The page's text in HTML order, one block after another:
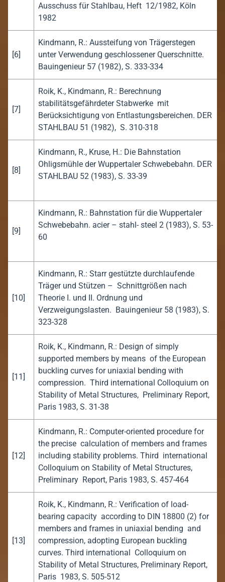
Ausschuss für Stahlbau, Heft 12/1982, Köln
1982
[6]
Kindmann, R.: Aussteifung von Trägerstegen
unter Verwendung geschlossener Querschnitte.
Bauingenieur 57 (1982), S. 333-334
[7]
Roik, K., Kindmann, R.: Berechnung
stabilitätsgefährdeter Stabwerke mit
Berücksichtigung von Entlastungsbereichen. DER
STAHLBAU 51 (1982), S. 310-318
[8]
Kindmann, R., Kruse, H.: Die Bahnstation
Ohligsmühle der Wuppertaler Schwebebahn. DER
STAHLBAU 52 (1983), S. 33-39
[9]
Kindmann, R.: Bahnstation für die Wuppertaler
Schwebebahn. acier – stahl- steel 2 (1983), S. 53-
60
[10]
Kindmann, R.: Starr gestützte durchlaufende
Träger und Stützen – Schnittgrößen nach
Theorie I. und II. Ordnung und
Verzweigungslasten. Bauingenieur 58 (1983), S.
323-328
[11]
Roik, K., Kindmann, R.: Design of simply
supported members by means of the European
buckling curves for uniaxial bending with
compression. Third international Colloquium on
Stability of Metal Structures, Preliminary Report,
Paris 1983, S. 31-38
[12]
Kindmann, R.: Computer-oriented procedure for
the precise calculation of members and frames
including stability problems. Third international
Colloquium on Stability of Metal Structures,
Preliminary Report, Paris 1983, S. 457-464
[13]
Roik, K., Kindmann, R.: Verification of load-
bearing capacity according to DIN 18800 (2) for
members and frames in uniaxial bending and
compression, adopting European buckling
curves. Third international Colloquium on
Stability of Metal Structures, Preliminary Report,
Paris 1983, S. 505-512